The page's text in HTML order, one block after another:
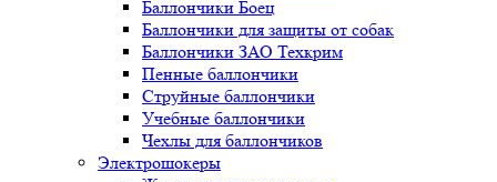
Баллончики Боец
Баллончики для защиты от собак
Баллончики ЗАО Техкрим
Пенные баллончики
Струйные баллончики
Учебные баллончики
Чехлы для баллончиков
Электрошокеры